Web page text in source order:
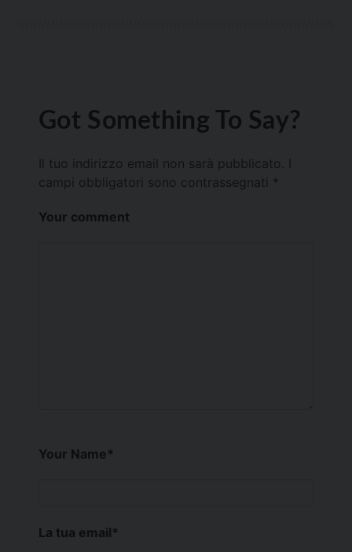
Got Something To Say?
Il tuo indirizzo email non sarà pubblicato.
campi obbligatori sono contrassegnati *
Your comment
Your Name*
La tua email*